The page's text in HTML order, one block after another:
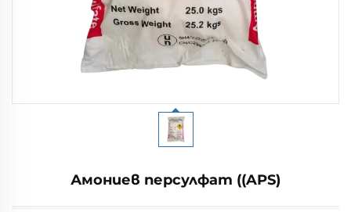
Амониев персулфат ((APS)